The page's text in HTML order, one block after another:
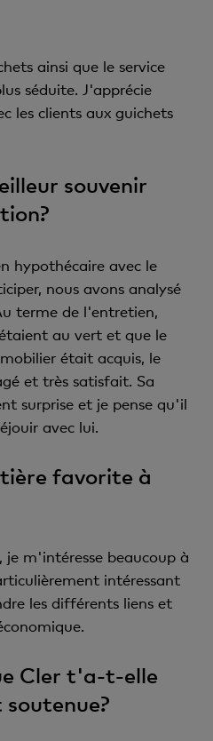
ainsi que le service
séduite. J'apprécie
les clients aux guichets
souvenir
hypothécaire avec le
nous avons analysé
terme de l'entretien,
au vert et que le
était acquis, le
et très satisfait. Sa
surprise et je pense qu'il
avec lui.
favorite à
je m'intéresse beaucoup à
intéressant
les différents liens et
Cler t'a-t-elle